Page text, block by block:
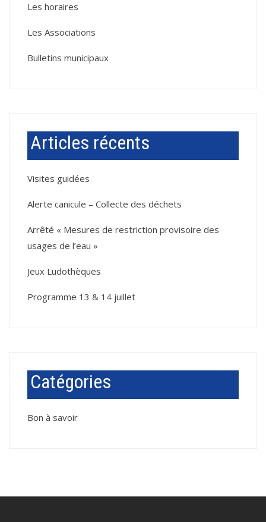
Les horaires
Les Associations
Bulletins municipaux
Articles récents
Visites guidées
Alerte canicule – Collecte des déchets
Arrêté « Mesures de restriction provisoire des
usages de l’eau »
Jeux Ludothèques
Programme 13 & 14 juillet
Catégories
Bon à savoir